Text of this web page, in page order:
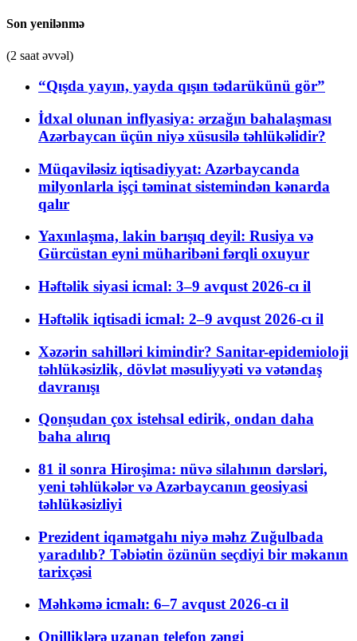
Son yenilənmə
(2 saat əvvəl)
“Qışda yayın, yayda qışın tədarükünü gör”
İdxal olunan inflyasiya: ərzağın bahalaşması
Azərbaycan üçün niyə xüsusilə təhlükəlidir?
Müqaviləsiz iqtisadiyyat: Azərbaycanda
milyonlarla işçi təminat sistemindən kənarda
qalır
Yaxınlaşma, lakin barışıq deyil: Rusiya və
Gürcüstan eyni müharibəni fərqli oxuyur
Həftəlik siyasi icmal: 3–9 avqust 2026-cı il
Həftəlik iqtisadi icmal: 2–9 avqust 2026-cı il
Xəzərin sahilləri kimindir? Sanitar-epidemioloji
təhlükəsizlik, dövlət məsuliyyəti və vətəndaş
davranışı
Qonşudan çox istehsal edirik, ondan daha
baha alırıq
81 il sonra Hiroşima: nüvə silahının dərsləri,
yeni təhlükələr və Azərbaycanın geosiyasi
təhlükəsizliyi
Prezident iqamətgahı niyə məhz Zuğulbada
yaradılıb? Təbiətin özünün seçdiyi bir məkanın
tarixçəsi
Məhkəmə icmalı: 6–7 avqust 2026-cı il
Onilliklərə uzanan telefon zəngi